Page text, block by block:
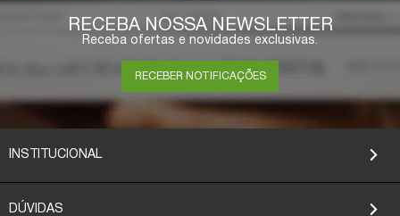
RECEBA NOSSA NEWSLETTER
Receba ofertas e novidades exclusivas.
RECEBER NOTIFICAÇÕES
INSTITUCIONAL
DÚVIDAS